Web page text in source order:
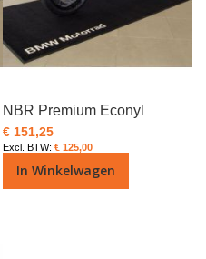
NBR Premium Econyl
€ 151,25
€ 125,00
In Winkelwagen